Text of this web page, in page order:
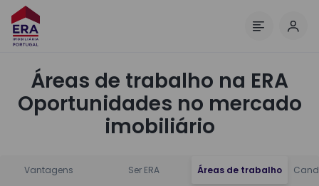
Áreas de trabalho na ERA
Oportunidades no mercado
imobiliário
Vantagens Ser ERA Áreas de trabalho